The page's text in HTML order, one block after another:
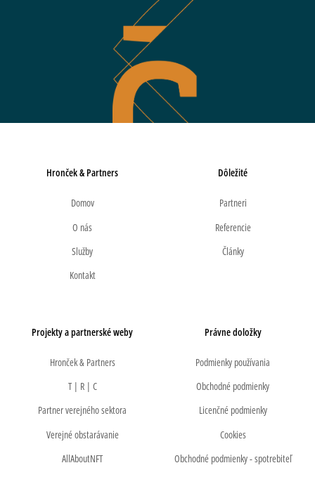
Hronček & Partners
Domov
O nás
Služby
Kontakt
Dôležité
Partneri
Referencie
Články
Projekty a partnerské weby
Hronček & Partners
T | R | C
Partner verejného sektora
Verejné obstarávanie
AllAboutNFT
Právne doložky
Podmienky používania
Obchodné podmienky
Licenčné podmienky
Cookies
Obchodné podmienky - spotrebiteľ